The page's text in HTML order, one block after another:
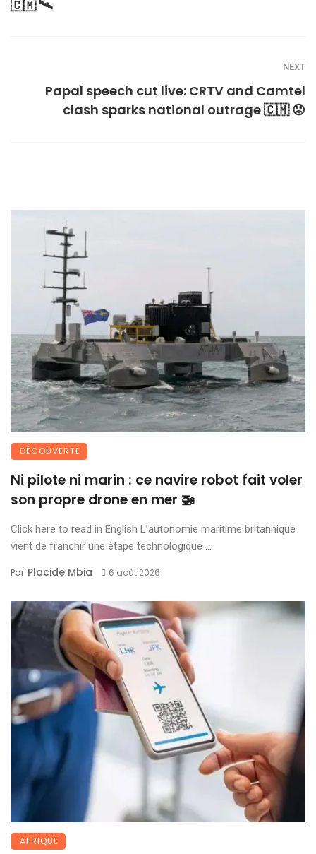
🇨🇲 🛰️
NEXT
Papal speech cut live: CRTV and Camtel
clash sparks national outrage 🇨🇲 😡
DÉCOUVERTE
Ni pilote ni marin : ce navire robot fait voler
son propre drone en mer 🚁
Click here to read in English L’autonomie maritime britannique
vient de franchir une étape technologique ...
Par Placide Mbia 6 août 2026
AFRIQUE